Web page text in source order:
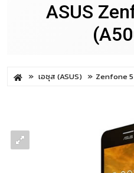
ASUS
เอซุส (ASUS) Zenfone 5